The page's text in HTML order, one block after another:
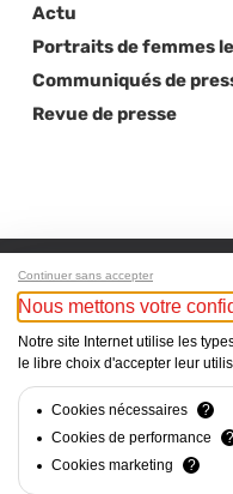
Actu
Portraits de femmes
Communiqués de
Revue de presse
Frédérique
d’administration de
Continuer sans accepter
Nous mettons votre
Notre site Internet utilise les
le libre choix d'accepter leur
Cookies nécessaires
?
Cookies de performance
?
Cookies marketing
?